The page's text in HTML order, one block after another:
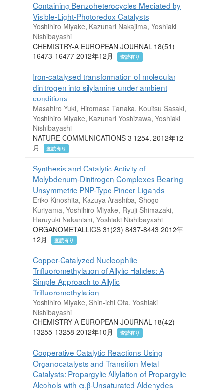
Containing Benzoheterocycles Mediated by
Visible-Light-Photoredox Catalysts
Yoshihiro Miyake, Kazunari Nakajima, Yoshiaki
Nishibayashi
CHEMISTRY-A EUROPEAN JOURNAL 18(51)
16473-16477 2012年12月
査読有り
Iron-catalysed transformation of molecular
dinitrogen into silylamine under ambient
conditions
Masahiro Yuki, Hiromasa Tanaka, Kouitsu Sasaki,
Yoshihiro Miyake, Kazunari Yoshizawa, Yoshiaki
Nishibayashi
NATURE COMMUNICATIONS 3 1254. 2012年12
月
査読有り
Synthesis and Catalytic Activity of
Molybdenum-Dinitrogen Complexes Bearing
Unsymmetric PNP-Type Pincer Ligands
Eriko Kinoshita, Kazuya Arashiba, Shogo
Kuriyama, Yoshihiro Miyake, Ryuji Shimazaki,
Haruyuki Nakanishi, Yoshiaki Nishibayashi
ORGANOMETALLICS 31(23) 8437-8443 2012年
12月
査読有り
Copper-Catalyzed Nucleophilic
Trifluoromethylation of Allylic Halides: A
Simple Approach to Allylic
Trifluoromethylation
Yoshihiro Miyake, Shin-ichi Ota, Yoshiaki
Nishibayashi
CHEMISTRY-A EUROPEAN JOURNAL 18(42)
13255-13258 2012年10月
査読有り
Cooperative Catalytic Reactions Using
Organocatalysts and Transition Metal
Catalysts: Propargylic Allylation of Propargylic
Alcohols with α,β-Unsaturated Aldehydes